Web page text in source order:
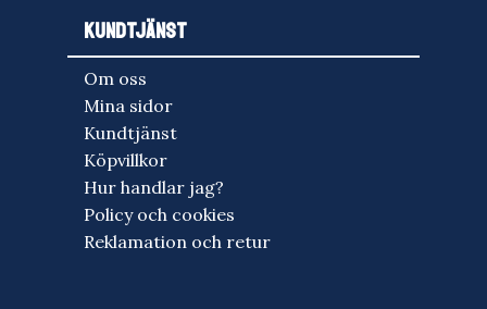
KUNDTJÄNST
Om oss
Mina sidor
Kundtjänst
Köpvillkor
Hur handlar jag?
Policy och cookies
Reklamation och retur